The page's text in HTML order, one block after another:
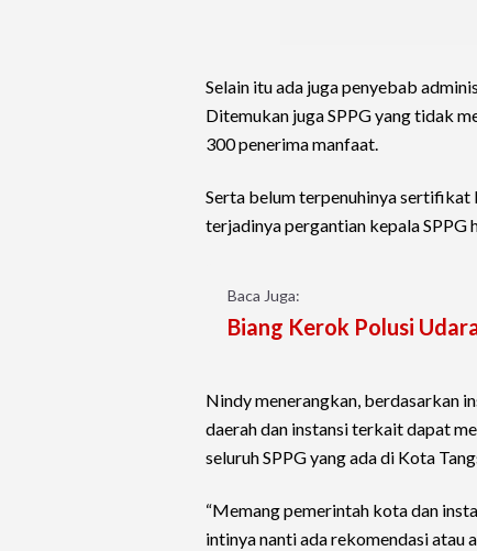
Selain itu ada juga penyebab
Ditemukan juga SPPG yang tidak
300 penerima manfaat.
Serta belum terpenuhinya sertifikat
terjadinya pergantian kepala SPPG
Baca Juga:
Biang Kerok Polusi
Nindy menerangkan, berdasarkan
daerah dan instansi terkait dapat
seluruh SPPG yang ada di Kota
“Memang pemerintah kota dan
intinya nanti ada rekomendasi atau